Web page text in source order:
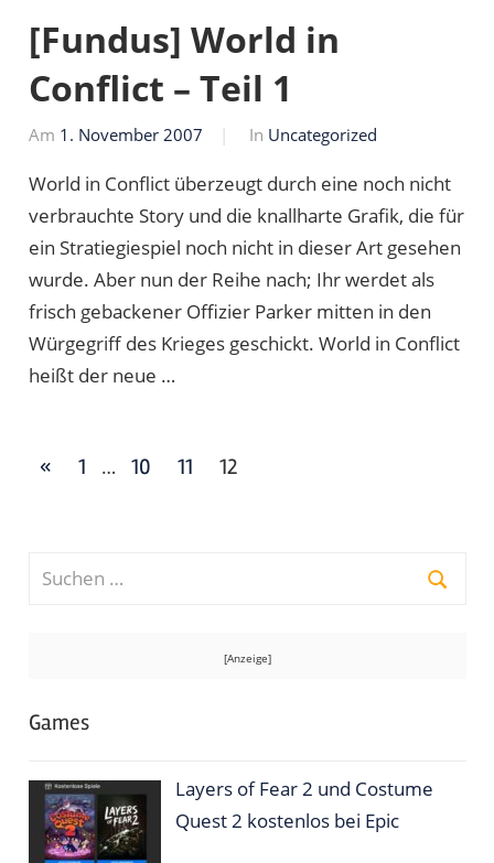
[Fundus] World in
Conflict – Teil 1
Am 1. November 2007
Von
In Uncategorized
World in Conflict überzeugt durch eine noch nicht
verbrauchte Story und die knallharte Grafik, die für
ein Stratiegiespiel noch nicht in dieser Art gesehen
wurde. Aber nun der Reihe nach; Ihr werdet als
frisch gebackener Offizier Parker mitten in den
Würgegriff des Krieges geschickt. World in Conflict
heißt der neue …
Seitennummerierung
«Vorherige
1 … 10 11 12
Suchen
Games
Layers of Fear 2 und Costume
Quest 2 kostenlos bei Epic